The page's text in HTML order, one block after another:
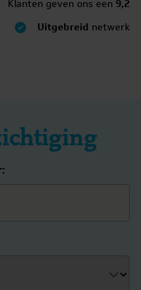
Klanten geven ons een 9,2
Uitgebreid netwerk